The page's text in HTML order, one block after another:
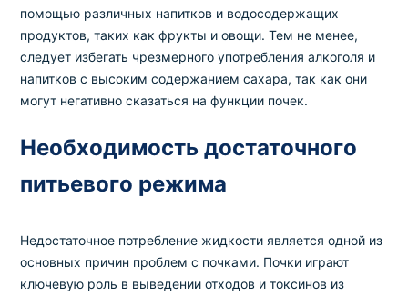
помощью различных напитков и водосодержащих
продуктов, таких как фрукты и овощи. Тем не менее,
следует избегать чрезмерного употребления алкоголя и
напитков с высоким содержанием сахара, так как они
могут негативно сказаться на функции почек.
Необходимость достаточного
питьевого режима
Недостаточное потребление жидкости является одной из
основных причин проблем с почками. Почки играют
ключевую роль в выведении отходов и токсинов из